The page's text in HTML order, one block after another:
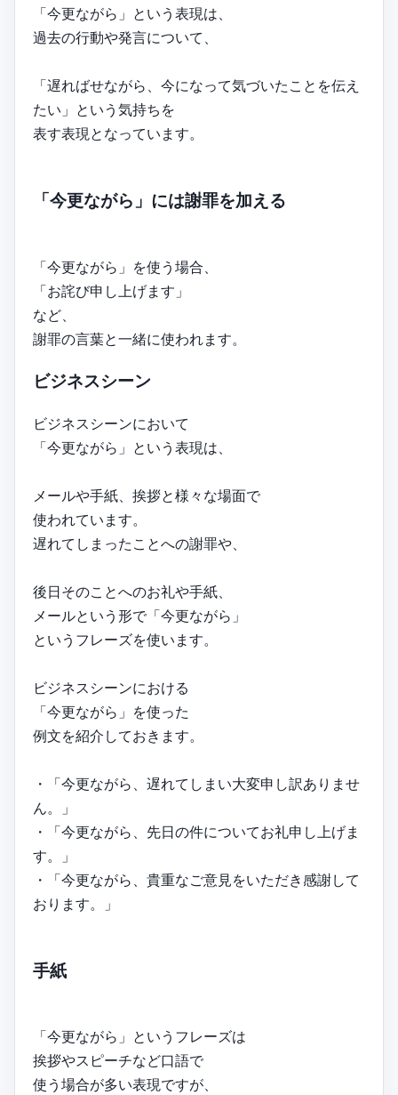
「今更ながら」という表現は、
過去の行動や発言について、
「遅ればせながら、今になって気づいたことを伝え
たい」という気持ちを
表す表現となっています。
「今更ながら」には謝罪を加える
「今更ながら」を使う場合、
「お詫び申し上げます」
など、
謝罪の言葉と一緒に使われます。
ビジネスシーン
ビジネスシーンにおいて
「今更ながら」という表現は、
メールや手紙、挨拶と様々な場面で
使われています。
遅れてしまったことへの謝罪や、
後日そのことへのお礼や手紙、
メールという形で「今更ながら」
というフレーズを使います。
ビジネスシーンにおける
「今更ながら」を使った
例文を紹介しておきます。
・「今更ながら、遅れてしまい大変申し訳ありませ
ん。」
・「今更ながら、先日の件についてお礼申し上げま
す。」
・「今更ながら、貴重なご意見をいただき感謝して
おります。」
手紙
「今更ながら」というフレーズは
挨拶やスピーチなど口語で
使う場合が多い表現ですが、